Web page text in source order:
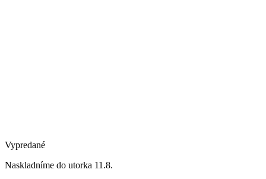
Vypredané
Naskladníme do utorka 11.8.